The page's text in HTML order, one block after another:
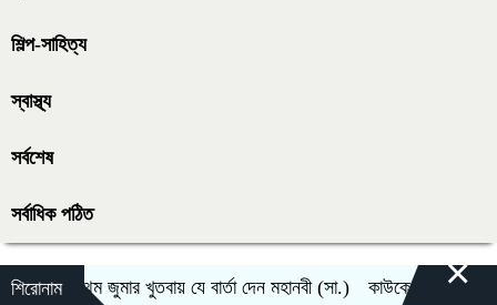
শিল্প-সাহিত্য
স্বাস্থ্য
সর্বশেষ
সর্বাধিক পঠিত
শিরোনামপ্রথম জুমার খুতবায় যে বার্তা দেন মহানবী (সা.) কাউকে জীবনসঙ্গী×